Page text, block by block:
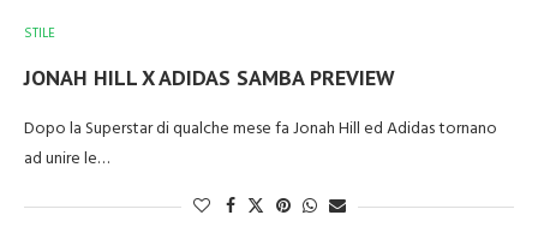
STILE
JONAH HILL X ADIDAS SAMBA PREVIEW
Dopo la Superstar di qualche mese fa Jonah Hill ed Adidas tornano
ad unire le…